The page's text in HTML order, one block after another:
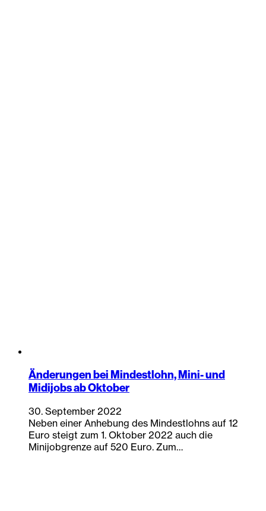
Änderungen bei Mindestlohn, Mini- und
Midijobs ab Oktober
30. September 2022
Neben einer Anhebung des Mindestlohns auf 12
Euro steigt zum 1. Oktober 2022 auch die
Minijobgrenze auf 520 Euro. Zum…